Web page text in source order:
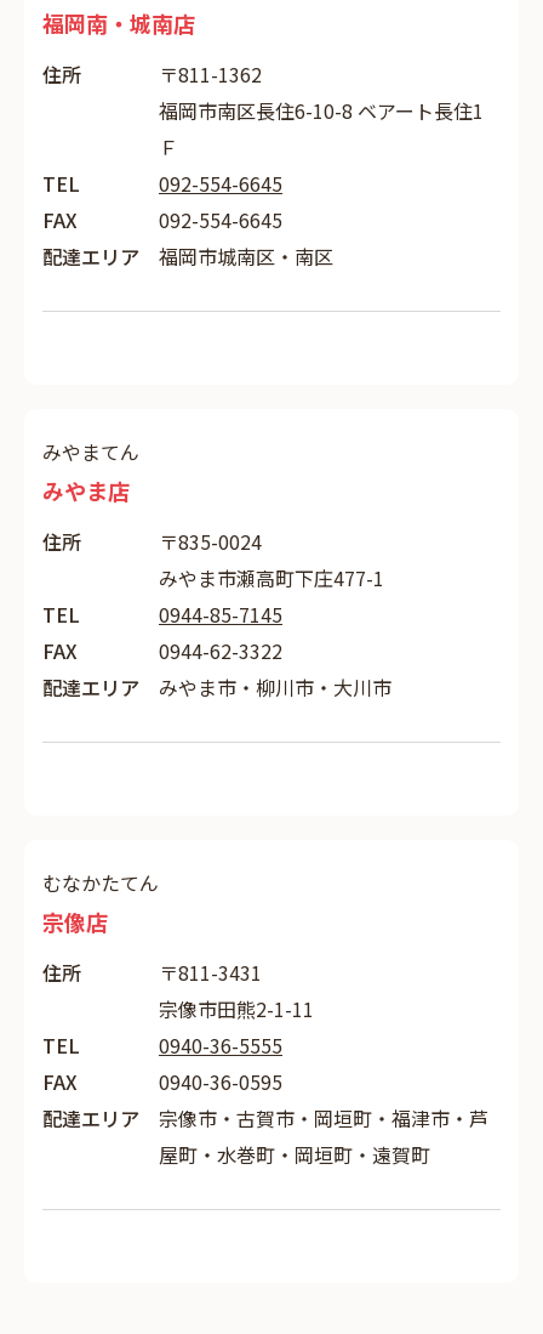
福岡南・城南店
住所
〒811-1362
福岡市南区長住6-10-8 ベアート長住1
Ｆ
TEL
092-554-6645
FAX
092-554-6645
配達エリア
福岡市城南区・南区
みやまてん
みやま店
住所
〒835-0024
みやま市瀬高町下庄477-1
TEL
0944-85-7145
FAX
0944-62-3322
配達エリア
みやま市・柳川市・大川市
むなかたてん
宗像店
住所
〒811-3431
宗像市田熊2-1-11
TEL
0940-36-5555
FAX
0940-36-0595
配達エリア
宗像市・古賀市・岡垣町・福津市・芦
屋町・水巻町・岡垣町・遠賀町